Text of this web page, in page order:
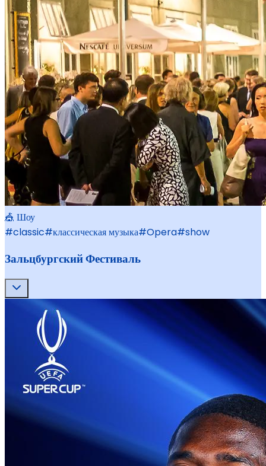
🎪 Шоу
#classic#классическая музыка#Opera#show
Зальцбургский Фестиваль